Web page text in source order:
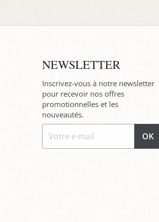
NEWSLETTER
Inscrivez-vous à notre newsletter
pour recevoir nos offres
promotionnelles et les
nouveautés.
OK